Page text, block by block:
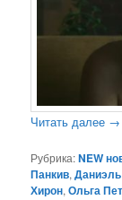
Читать далее →
Рубрика:NEW
Панкив,
Хирон,Ольга